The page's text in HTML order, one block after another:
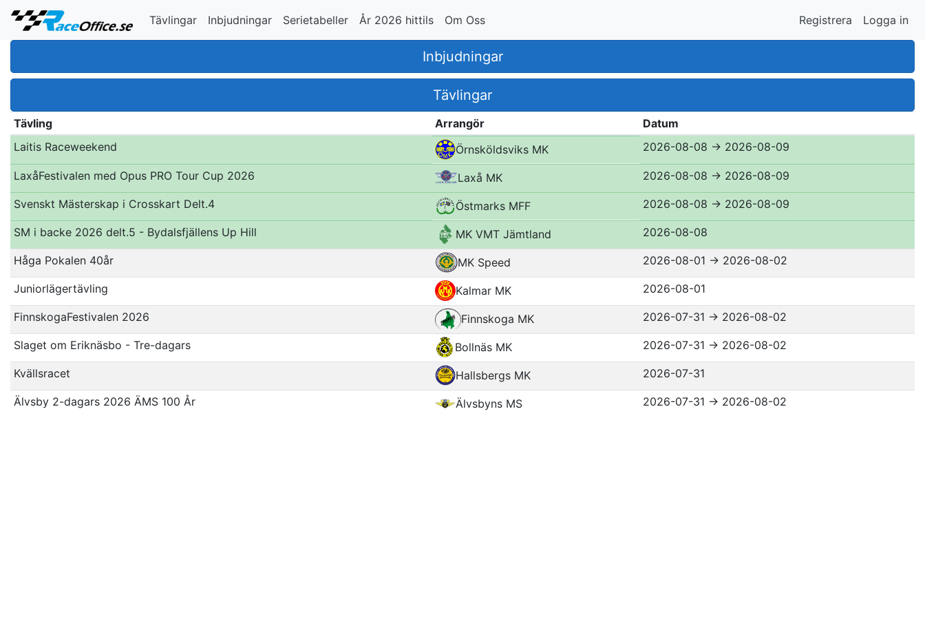
Tävlingar Inbjudningar Serietabeller År 2026 hittils Om Oss Registrera Logga in
Inbjudningar
Tävlingar
Tävling Arrangör
Datum
Laitis Raceweekend
Örnsköldsviks MK 2026-08-08 → 2026-08-09
LaxåFestivalen med Opus PRO Tour Cup 2026 Laxå MK 2026-08-08 → 2026-08-09
Svenskt Mästerskap i Crosskart Delt.4 Östmarks MFF 2026-08-08 → 2026-08-09
SM i backe 2026 delt.5 - Bydalsfjällens Up Hill MK VMT Jämtland 2026-08-08
Håga Pokalen 40år MK Speed 2026-08-01 → 2026-08-02
Juniorlägertävling Kalmar MK 2026-08-01
FinnskogaFestivalen 2026 Finnskoga MK 2026-07-31 → 2026-08-02
Slaget om Eriknäsbo - Tre-dagars Bollnäs MK 2026-07-31 → 2026-08-02
Kvällsracet Hallsbergs MK 2026-07-31
Älvsby 2-dagars 2026 ÄMS 100 År Älvsbyns MS 2026-07-31 → 2026-08-02